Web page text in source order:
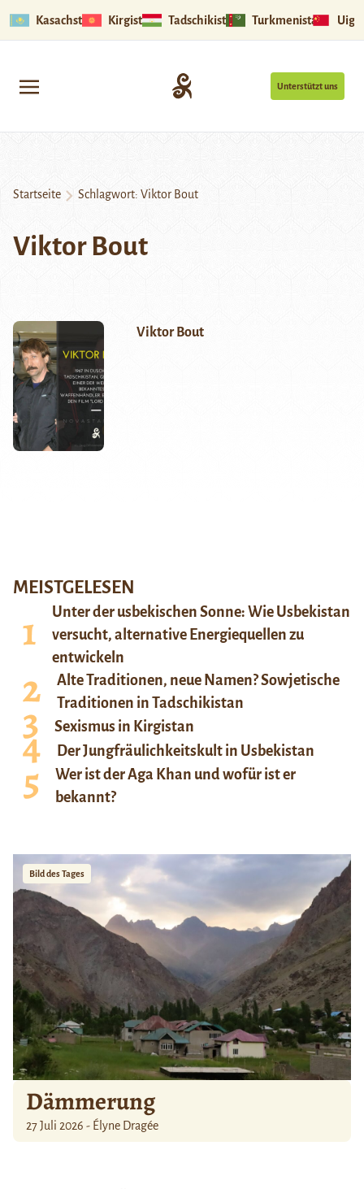
Kasachstan Kirgistan Tadschikistan Turkmenistan
Unterstützt uns
Startseite Schlagwort: Viktor Bout
Viktor Bout
Viktor Bout
MEISTGELESEN
Unter der usbekischen Sonne: Wie Usbekistan
versucht, alternative Energiequellen zu
entwickeln
Alte Traditionen, neue Namen? Sowjetische
Traditionen in Tadschikistan
Sexismus in Kirgistan
Der Jungfräulichkeitskult in Usbekistan
Wer ist der Aga Khan und wofür ist er
bekannt?
Bild des Tages
Dämmerung
27 Juli 2026 - Élyne Dragée